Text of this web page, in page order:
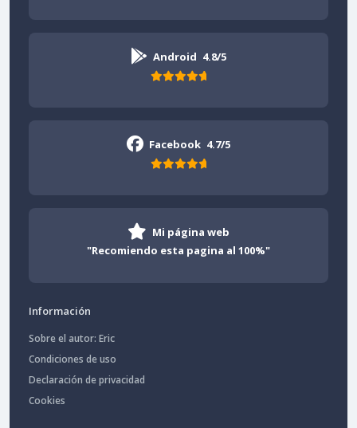
Android 4.8/5
Facebook 4.7/5
Mi página web
"Recomiendo esta pagina al 100%"
Información
Sobre el autor: Eric
Condiciones de uso
Declaración de privacidad
Cookies